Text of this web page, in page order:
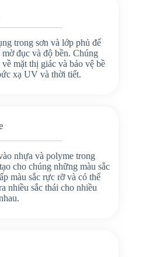
trong sơn và lớp phủ để
mờ đục và độ bền. Chúng
mặt thị giác và bảo vệ bề
xạ UV và thời tiết.
nhựa và polyme trong
cho chúng những màu sắc
màu sắc rực rỡ và có thể
nhiều sắc thái cho nhiều